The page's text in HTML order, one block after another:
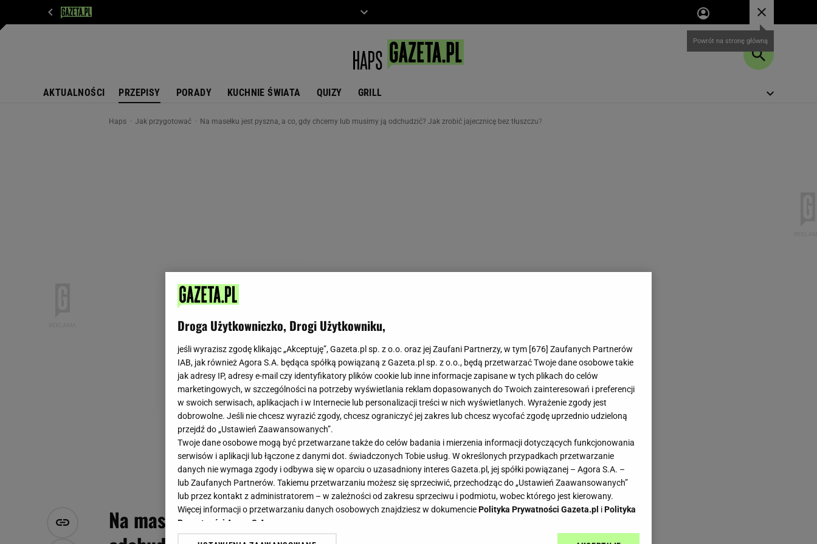
AKTUALNOŚCI PRZEPISY PORADY KUCHNIE ŚWIATA QUIZY GRILL
Haps Jak przygotować Na masełku jest pyszna, a co, gdy chcemy lub musimy ją odchudzić? Jak zrobić jajecznicę bez tłuszczu?
Na masełku jest pyszna, a co, gdy chcemy lub musimy ją
Droga Użytkowniczko, Drogi Użytkowniku,
jeśli wyrazisz zgodę klikając „Akceptuję”, Gazeta.pl sp. z o.o. oraz jej Zaufani Partnerzy, w tym [676] Zaufanych Partnerów
IAB, jak również Agora S.A. będąca spółką powiązaną z Gazeta.pl sp. z o.o., będą przetwarzać Twoje dane osobowe takie
jak adresy IP, adresy e-mail czy identyfikatory plików cookie lub inne informacje zapisane w tych plikach do celów
marketingowych, w szczególności na potrzeby wyświetlania reklam dopasowanych do Twoich zainteresowań i preferencji
w swoich serwisach, aplikacjach i w Internecie lub personalizacji treści w nich wyświetlanych. Wyrażenie zgody jest
dobrowolne. Jeśli nie chcesz wyrazić zgody, chcesz ograniczyć jej zakres lub chcesz wycofać zgodę uprzednio udzieloną
przejdź do „Ustawień Zaawansowanych”.
Twoje dane osobowe mogą być przetwarzane także do celów badania i mierzenia informacji dotyczących funkcjonowania
serwisów i aplikacji lub łączone z danymi dot. świadczonych Tobie usług. W określonych przypadkach przetwarzanie
danych nie wymaga zgody i odbywa się w oparciu o uzasadniony interes Gazeta.pl, jej spółki powiązanej – Agora S.A. –
lub Zaufanych Partnerów. Takiemu przetwarzaniu możesz się sprzeciwić, przechodząc do „Ustawień Zaawansowanych”
lub przez kontakt z administratorem – w zależności od zakresu sprzeciwu i podmiotu, wobec którego jest kierowany.
Więcej informacji o przetwarzaniu danych osobowych znajdziesz w dokumenciePolityka Prywatności Gazeta.pl iPolityka
Prywatności Agora S.A.